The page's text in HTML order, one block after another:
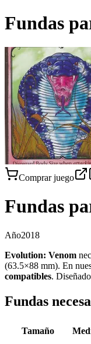
Fundas
Comprar juego
Fundas
Año2018
Evolution: Venom
(63.5×88 mm). En
compatibles.
Fundas
Tamaño